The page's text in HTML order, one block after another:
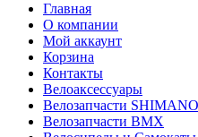
Главная
О компании
Мой аккаунт
Корзина
Контакты
Велоаксессуары
Велозапчасти SHIMANO
Велозапчасти BMX